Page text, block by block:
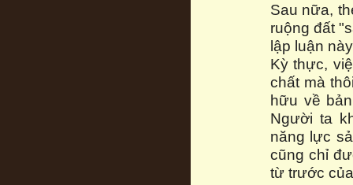
Sau nữa,
ruộng đất
lập luận
Kỳ thực,
chất mà
hữu về
Người ta
năng lực
cũng chỉ
từ trước